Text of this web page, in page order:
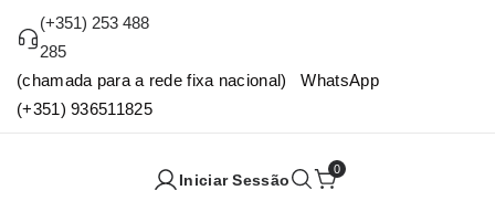
(+351) 253 488
285
(chamada para a rede fixa nacional) WhatsApp
(+351) 936511825
Iniciar Sessão
0